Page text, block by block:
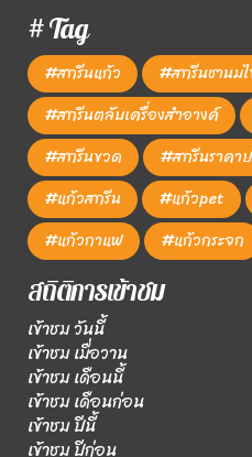
# Tag
#สกรีนแก้ว #สกรีนชานม
#สกรีนตลับเครื่องสำอางค์
#สกรีนขวด
#สกรีนราคา
#แก้วสกรีน
#แก้วpet
#แก้วกาแฟ
#แก้วกระจก
สถิติการเข้าชม
เข้าชม วันนี้
เข้าชม เมื่อวาน
เข้าชม เดือนนี้
เข้าชม เดือนก่อน
เข้าชม ปีนี้
เข้าชม ปีก่อน